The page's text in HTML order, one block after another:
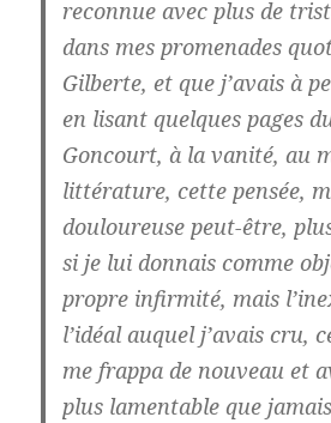
reconnue avec plus de
dans mes promenades
Gilberte, et que j’avais à
en lisant quelques pages
Goncourt, à la vanité, au
littérature, cette pensée,
douloureuse peut-être,
si je lui donnais comme
propre infirmité, mais
l’idéal auquel j’avais cru,
me frappa de nouveau et
plus lamentable que